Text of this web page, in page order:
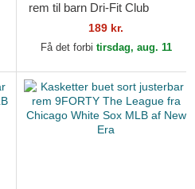
rem til barn Dri-Fit Club
Structured fra Chicago White
Sox MLB af Nike
189 kr.
Få det forbi tirsdag, aug. 11